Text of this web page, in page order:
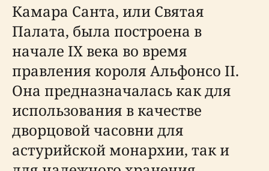
Камара Санта, или Святая
Палата, была построена в
начале IX века во время
правления короля Альфонсо II.
Она предназначалась как для
использования в качестве
дворцовой часовни для
астурийской монархии, так и